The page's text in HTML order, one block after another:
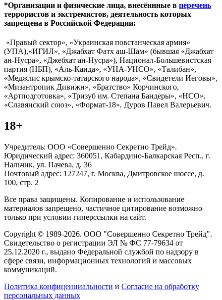
*Организации и физические лица, внесённные в перечень
террористов и экстремистов, деятельность которых
запрещена в Российской Федерации:
«Правый сектор», «Украинская повстанческая армия»
(УПА),«ИГИЛ», «Джабхат Фатх аш-Шам» (бывшая «Джабхат
ан-Нусра», «Джебхат ан-Нусра»), Национал-Большевистская
партия (НБП), «Аль-Каида», «УНА-УНСО», «Талибан»,
«Меджлис крымско-татарского народа», «Свидетели Иеговы»,
«Мизантропик Дивижн», «Братство» Корчинского,
«Артподготовка», «Тризуб им. Степана Бандеры», «НСО»,
«Славянский союз», «Формат-18», Дуров Павел Валерьевич.
18+
Учредитель: ООО «Совершенно Секретно Трейд».
Юридический адрес: 360051, Кабардино-Балкарская Респ., г.
Нальчик, ул. Пачева, д. 36
Почтовый адрес: 127247, г. Москва, Дмитровское шоссе, д.
100, стр. 2
Все права защищены. Копирование и использование
материалов запрещено, частичное цитирование возможно
только при условии гиперссылки на сайт.
Copyright © 1989-2026. ООО "Совершенно Секретно Трейд".
Свидетельство о регистрации ЭЛ № ФС 77-79634 от
25.12.2020 г., выдано Федеральной службой по надзору в
сфере связи, информационных технологий и массовых
коммуникаций.
Политика конфиценциальности и Согласие на обработку
персональных данных